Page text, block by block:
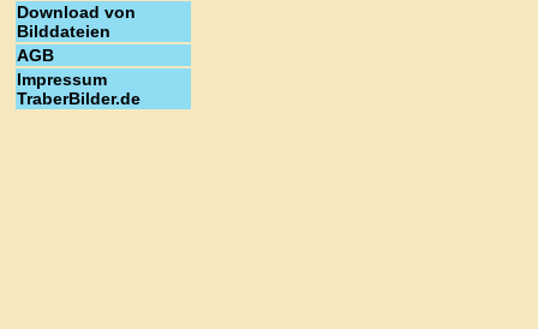
Download von
Bilddateien
AGB
Impressum
TraberBilder.de